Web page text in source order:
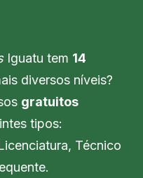
Iguatu tem 14
diversos níveis?
gratuitos
tipos:
Técnico